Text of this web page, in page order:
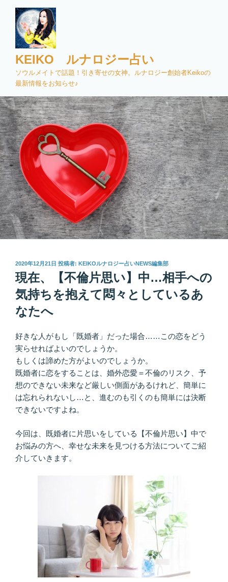
ッ
プ
KEIKO ルナロジー占い
ソウルメイトで話題！引き寄せの女神。ルナロジー創始者Keikoの
最新情報をお知らせ♪
投
稿
日:
2020年12月21日 投稿者: KEIKOルナロジー占いNEWS編集部
現在、【不倫片思い】中…相手への
気持ちを抱えて悶々としているあ
なたへ
好きな人がもし「既婚者」だった場合……この恋をどう
実らせればよいのでしょうか。
もしくは諦めた方がよいのでしょうか。
既婚者に恋をすることは、婚外恋愛＝不倫のリスク、予
想のできない未来など厳しい側面があるけれど、簡単に
は忘れられないし…と、進むのも引くのも簡単には決断
できないですよね。
今回は、既婚者に片思いをしている【不倫片思い】中で
お悩みの方へ、幸せな未来を見つける方法についてご紹
介していきます。